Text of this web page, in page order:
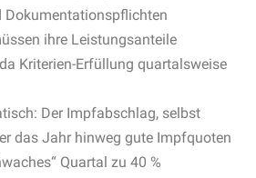
Dokumentationspflichten
ihre Leistungsanteile
Kriterien-Erfüllung quartalsweise
Der Impfabschlag, selbst
das Jahr hinweg gute Impfquoten
Quartal zu 40 %